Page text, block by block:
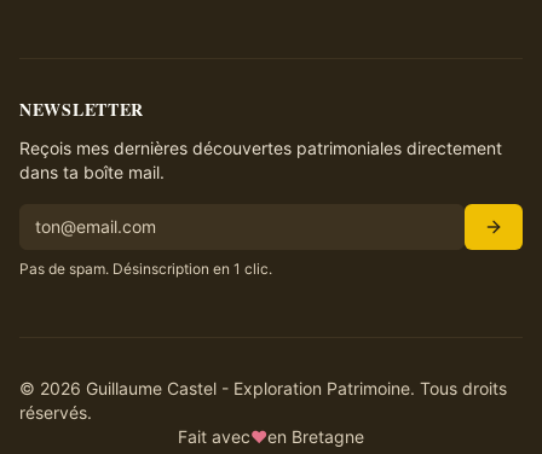
NEWSLETTER
Reçois mes dernières découvertes patrimoniales directement
dans ta boîte mail.
Pas de spam. Désinscription en 1 clic.
© 2026 Guillaume Castel - Exploration Patrimoine. Tous droits
réservés.
Fait avec♥en Bretagne